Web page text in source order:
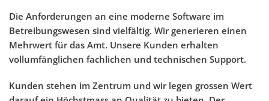
Die Anforderungen an eine moderne Software im
Betreibungswesen sind vielfältig. Wir generieren einen
Mehrwert für das Amt. Unsere Kunden erhalten
vollumfänglichen fachlichen und technischen Support.
Kunden stehen im Zentrum und wir legen grossen Wert